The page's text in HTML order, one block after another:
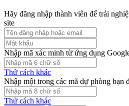
Hãy đăng nhập thành viên để trải
site
Nhập mã xác minh từ ứng dụng
Thử cách khác
Nhập một trong các mã dự phòng bạn
Thử cách khác